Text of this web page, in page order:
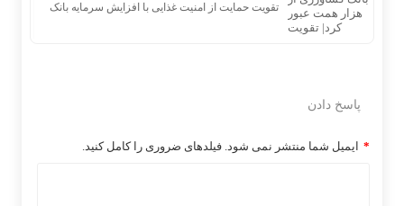
تقویت حمایت از امنیت غذایی با افزایش سرمایه بانک
پاسخ دادن
ایمیل شما منتشر نمی شود. فیلدهای ضروری را کامل کنید. *